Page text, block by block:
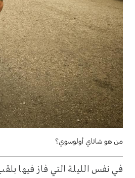
من هو شاتاي أولوسوي؟
في نفس الليلة التي فاز فيها